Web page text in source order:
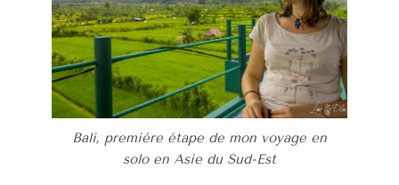
Bali, première étape de mon voyage en
solo en Asie du Sud-Est